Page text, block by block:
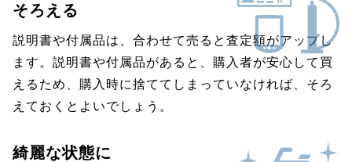
そろえる
説明書や付属品は、合わせて売ると査定額がアップし
ます。説明書や付属品があると、購入者が安心して買
えるため、購入時に捨ててしまっていなければ、そろ
えておくとよいでしょう。
綺麗な状態に